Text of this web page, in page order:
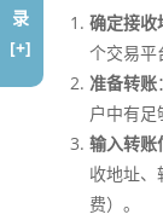
确定接收
个交易平
准备转账
户中有足
输入转账
收地址、
费）。
录
[+]